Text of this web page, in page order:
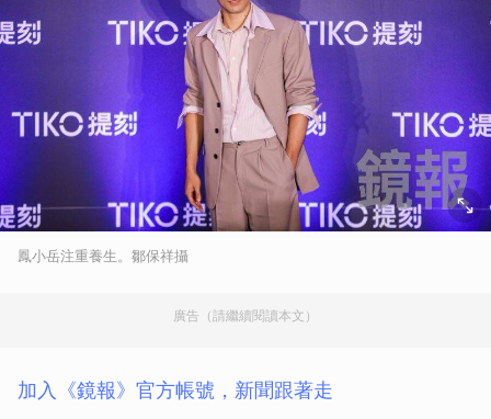
鳳小岳注重養生。鄒保祥攝
廣告（請繼續閱讀本文）
加入《鏡報》官方帳號，新聞跟著走